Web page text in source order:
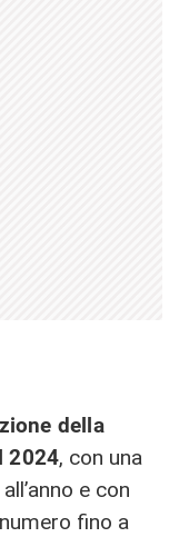
della
2024, con una
e con
fino a